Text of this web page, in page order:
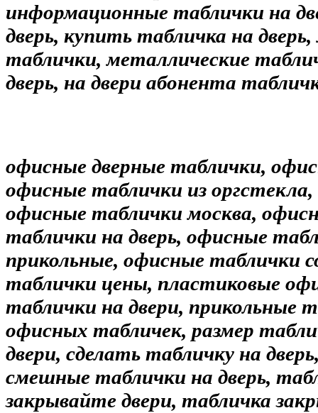
информационные таблички на
дверь, купить табличка на
таблички, металлические
дверь, на двери абонента
офисные дверные таблички,
офисные таблички из
офисные таблички москва,
таблички на дверь, офисные
прикольные, офисные таблички
таблички цены, пластиковые
таблички на двери, прикольные
офисных табличек, размер
двери, сделать табличку на
смешные таблички на дверь,
закрывайте двери, табличка